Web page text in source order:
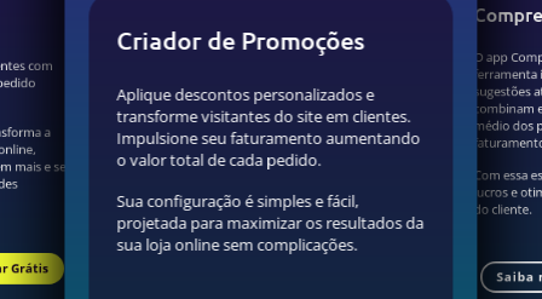
com
a
mais e se
Grátis
Criador de Promoções
Aplique descontos personalizados e
transforme visitantes do site em clientes.
Impulsione seu faturamento aumentando
o valor total de cada pedido.
Sua configuração é simples e fácil,
projetada para maximizar os resultados da
sua loja online sem complicações.
O app
sugestões
combinam
médio dos
Com essa
lucros e
do cliente.
Saiba